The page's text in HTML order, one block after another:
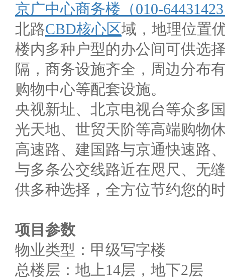
京广中心商务楼（010-
北路CBD核心区域，地理位置
楼内多种户型的办公间可供选
隔，商务设施齐全，周边分布
购物中心等配套设施。
央视新址、北京电视台等众多
光天地、世贸天阶等高端购物
高速路、建国路与京通快速路
与多条公交线路近在咫尺、无
供多种选择，全方位节约您的
项目参数
物业类型：甲级写字楼
总楼层：地上14层，地下2层